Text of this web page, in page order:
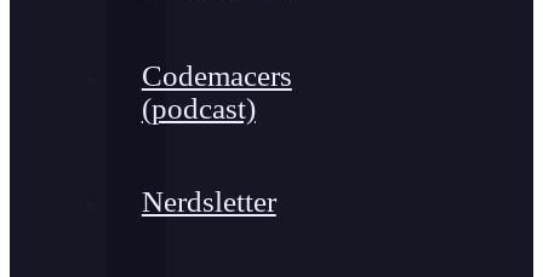
Codemacers
(podcast)
Nerdsletter